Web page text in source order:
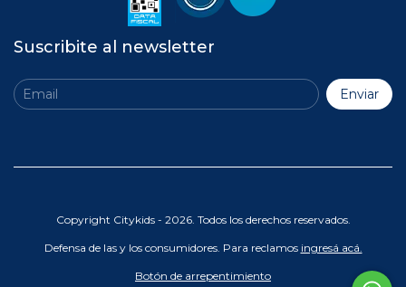
Suscribite al newsletter
Copyright Citykids - 2026. Todos los derechos reservados.
Defensa de las y los consumidores. Para reclamos ingresá acá.
Botón de arrepentimiento